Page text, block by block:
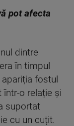
pot afecta
dintre
în timpul
fostul
o relație și
suportat
cu un cuțit.